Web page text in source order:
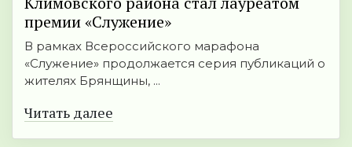
премии «Служение»
В рамках Всероссийского марафона
«Служение» продолжается серия публикаций о
жителях Брянщины, ...
Читать далее